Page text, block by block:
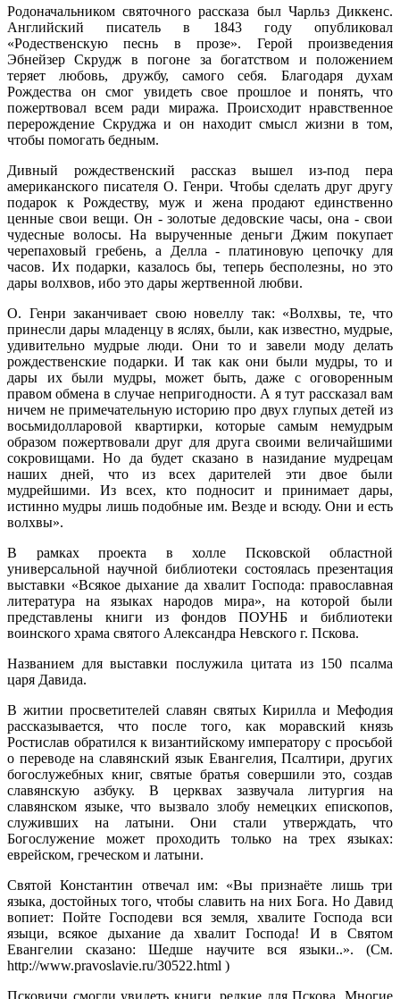
Родоначальником святочного рассказа был Чарльз Диккенс.
Английский писатель в 1843 году опубликовал
«Родественскую песнь в прозе». Герой произведения
Эбнейзер Скрудж в погоне за богатством и положением
теряет любовь, дружбу, самого себя. Благодаря духам
Рождества он смог увидеть свое прошлое и понять, что
пожертвовал всем ради миража. Происходит нравственное
перерождение Скруджа и он находит смысл жизни в том,
чтобы помогать бедным.
Дивный рождественский рассказ вышел из-под пера
американского писателя О. Генри. Чтобы сделать друг другу
подарок к Рождеству, муж и жена продают единственно
ценные свои вещи. Он - золотые дедовские часы, она - свои
чудесные волосы. На вырученные деньги Джим покупает
черепаховый гребень, а Делла - платиновую цепочку для
часов. Их подарки, казалось бы, теперь бесполезны, но это
дары волхвов, ибо это дары жертвенной любви.
О. Генри заканчивает свою новеллу так: «Волхвы, те, что
принесли дары младенцу в яслях, были, как известно, мудрые,
удивительно мудрые люди. Они то и завели моду делать
рождественские подарки. И так как они были мудры, то и
дары их были мудры, может быть, даже с оговоренным
правом обмена в случае непригодности. А я тут рассказал вам
ничем не примечательную историю про двух глупых детей из
восьмидолларовой квартирки, которые самым немудрым
образом пожертвовали друг для друга своими величайшими
сокровищами. Но да будет сказано в назидание мудрецам
наших дней, что из всех дарителей эти двое были
мудрейшими. Из всех, кто подносит и принимает дары,
истинно мудры лишь подобные им. Везде и всюду. Они и есть
волхвы».
В рамках проекта в холле Псковской областной
универсальной научной библиотеки состоялась презентация
выставки «Всякое дыхание да хвалит Господа: православная
литература на языках народов мира», на которой были
представлены книги из фондов ПОУНБ и библиотеки
воинского храма святого Александра Невского г. Пскова.
Названием для выставки послужила цитата из 150 псалма
царя Давида.
В житии просветителей славян святых Кирилла и Мефодия
рассказывается, что после того, как моравский князь
Ростислав обратился к византийскому императору с просьбой
о переводе на славянский язык Евангелия, Псалтири, других
богослужебных книг, святые братья совершили это, создав
славянскую азбуку. В церквах зазвучала литургия на
славянском языке, что вызвало злобу немецких епископов,
служивших на латыни. Они стали утверждать, что
Богослужение может проходить только на трех языках:
еврейском, греческом и латыни.
Святой Константин отвечал им: «Вы признаёте лишь три
языка, достойных того, чтобы славить на них Бога. Но Давид
вопиет: Пойте Господеви вся земля, хвалите Господа вси
языци, всякое дыхание да хвалит Господа! И в Святом
Евангелии сказано: Шедше научите вся языки..». (См.
http://www.pravoslavie.ru/30522.html )
Псковичи смогли увидеть книги, редкие для Пскова. Многие